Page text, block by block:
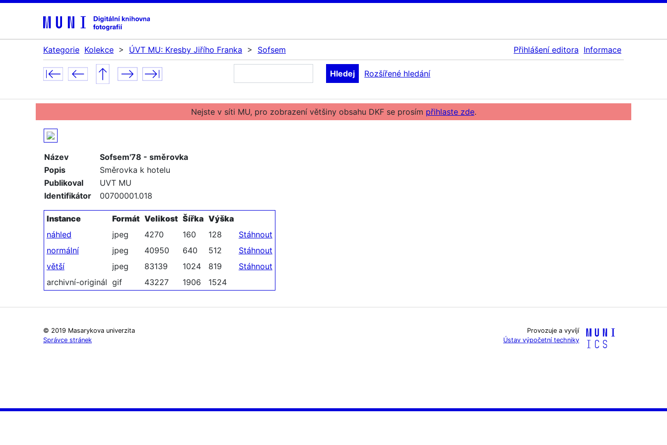
Kategorie Kolekce > ÚVT MU: Kresby Jiřího Franka > Sofsem Přihlášení editora Informace
Rozšířené hledání
Nejste v síti MU, pro zobrazení většiny obsahu DKF se prosím přihlaste zde.
Název
Sofsem'78 - směrovka
Popis
Směrovka k hotelu
Publikoval
UVT MU
Identifikátor
00700001.018
Instance Formát Velikost Šířka Výška
náhled
jpeg 4270 160 128
Stáhnout
normální
jpeg 40950 640 512
Stáhnout
větší
jpeg 83139 1024 819
Stáhnout
archivní-originál gif 43227 1906 1524
© 2019 Masarykova univerzita
Správce stránek
Provozuje a vyvíjí
Ústav výpočetní techniky